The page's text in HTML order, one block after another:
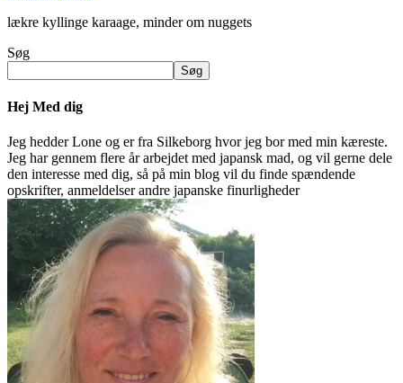
lækre kyllinge karaage, minder om nuggets
Søg
Søg
Hej Med dig
Jeg hedder Lone og er fra Silkeborg hvor jeg bor med min kæreste.
Jeg har gennem flere år arbejdet med japansk mad, og vil gerne dele
den interesse med dig, så på min blog vil du finde spændende
opskrifter, anmeldelser andre japanske finurligheder